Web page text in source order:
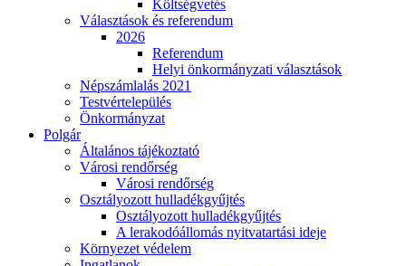
Költségvetés
Választások és referendum
2026
Referendum
Helyi önkormányzati választások
Népszámlalás 2021
Testvértelepülés
Önkormányzat
Polgár
Általános tájékoztató
Városi rendőrség
Városi rendőrség
Osztályozott hulladékgyűjtés
Osztályozott hulladékgyűjtés
A lerakodóállomás nyitvatartási ideje
Környezet védelem